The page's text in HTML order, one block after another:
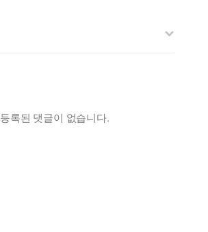
등록된 댓글이 없습니다.